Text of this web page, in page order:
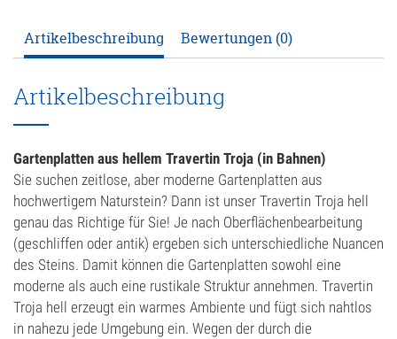
0
Artikelbeschreibung Bewertungen (0)
Artikelbeschreibung
Gartenplatten aus hellem Travertin Troja (in Bahnen)
Sie suchen zeitlose, aber moderne Gartenplatten aus
hochwertigem Naturstein? Dann ist unser Travertin Troja hell
genau das Richtige für Sie! Je nach Oberflächenbearbeitung
(geschliffen oder antik) ergeben sich unterschiedliche Nuancen
des Steins. Damit können die Gartenplatten sowohl eine
moderne als auch eine rustikale Struktur annehmen. Travertin
Troja hell erzeugt ein warmes Ambiente und fügt sich nahtlos
in nahezu jede Umgebung ein. Wegen der durch die